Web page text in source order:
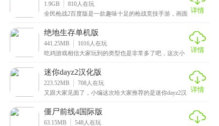
1.9GB 810人在玩
全民枪战2百度版是一款趣味十足的枪战竞技手游，画面
可
详情
绝地生存单机版
441.25MB 1016人在玩
吃鸡游戏相信大家玩到的类型也是非常多了吧，这次小
击手
详情
迷你dayz2汉化版
223.52MB 708人在玩
又跟大家见面了，小编这次给大家推荐的是迷你dayz2汉
详情
僵尸前线4国际版
63.15MB 548人在玩